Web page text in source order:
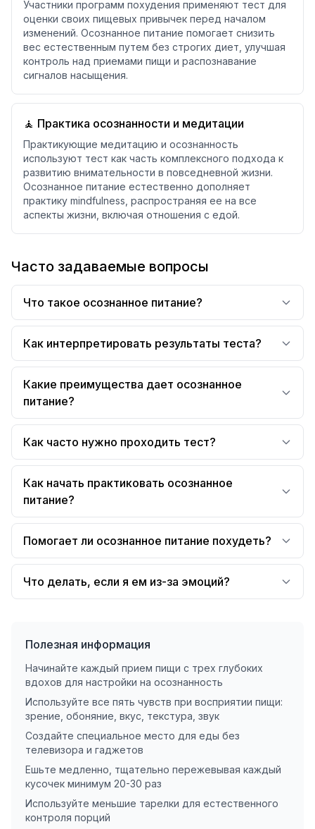
Участники программ похудения применяют тест для
оценки своих пищевых привычек перед началом
изменений. Осознанное питание помогает снизить
вес естественным путем без строгих диет, улучшая
контроль над приемами пищи и распознавание
сигналов насыщения.
🧘 Практика осознанности и медитации
Практикующие медитацию и осознанность
используют тест как часть комплексного подхода к
развитию внимательности в повседневной жизни.
Осознанное питание естественно дополняет
практику mindfulness, распространяя ее на все
аспекты жизни, включая отношения с едой.
Часто задаваемые вопросы
Что такое осознанное питание?
Как интерпретировать результаты теста?
Какие преимущества дает осознанное
питание?
Как часто нужно проходить тест?
Как начать практиковать осознанное
питание?
Помогает ли осознанное питание похудеть?
Что делать, если я ем из-за эмоций?
Полезная информация
Начинайте каждый прием пищи с трех глубоких
вдохов для настройки на осознанность
Используйте все пять чувств при восприятии пищи:
зрение, обоняние, вкус, текстура, звук
Создайте специальное место для еды без
телевизора и гаджетов
Ешьте медленно, тщательно пережевывая каждый
кусочек минимум 20-30 раз
Используйте меньшие тарелки для естественного
контроля порций